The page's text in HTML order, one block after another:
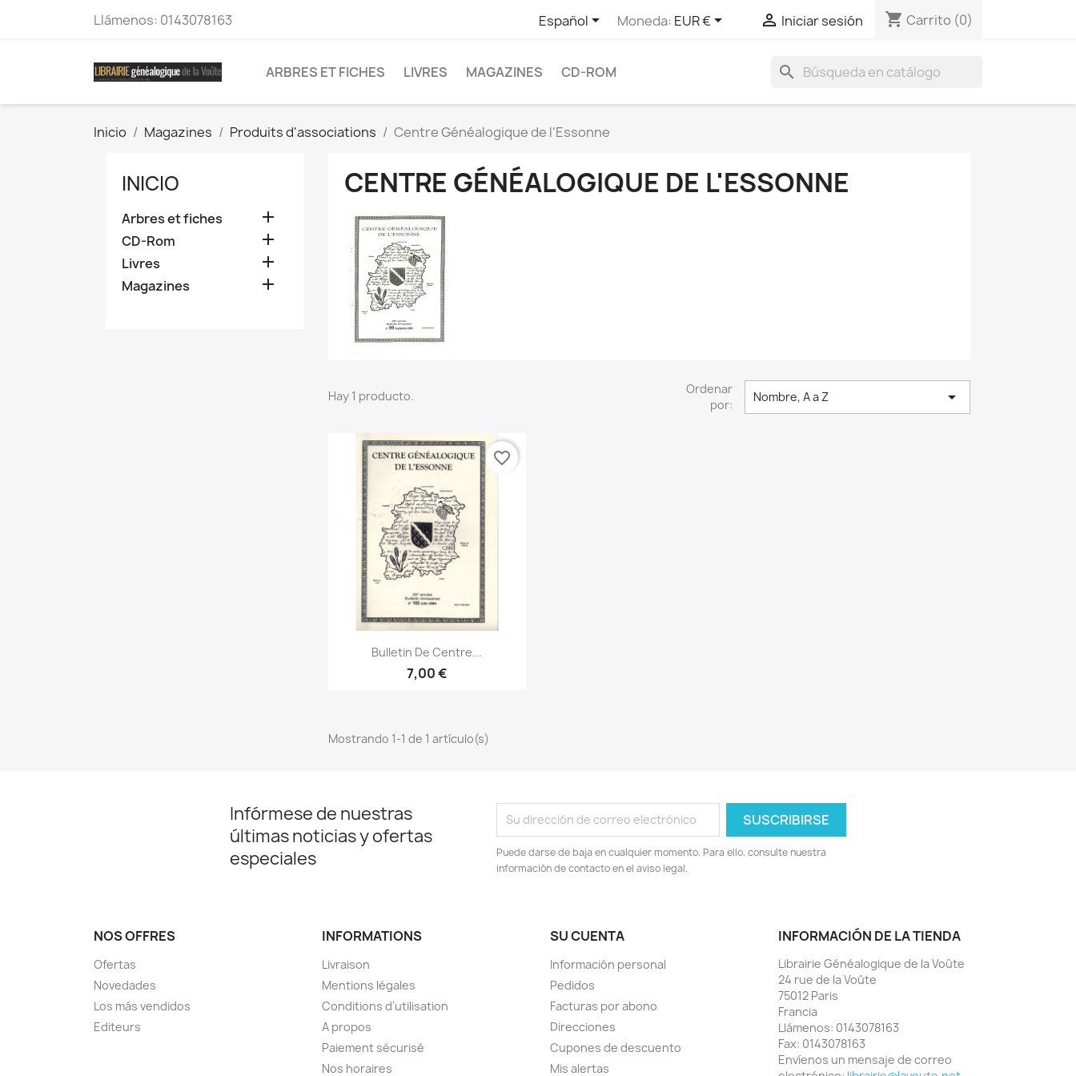
Llámenos: 0143078163 Español Moneda: EUR €  Iniciar sesión shopping_cart Carrito (0)
ARBRES ET FICHES LIVRES MAGAZINES CD-ROM search
Inicio Magazines Produits d'associations Centre Généalogique de l'Essonne
INICIO
Arbres et fiches 
CD-Rom 
Livres 
Magazines 
CENTRE GÉNÉALOGIQUE DE L'ESSONNE
Hay 1 producto.
Ordenar
por:
Nombre, A a Z 
Vista rápida
Bulletin De Centre...
7,00 €
favorite_border
Mostrando 1-1 de 1 artículo(s)
Infórmese de nuestras
últimas noticias y ofertas
especiales
Puede darse de baja en cualquier momento. Para ello, consulte nuestra
información de contacto en el aviso legal.
NOS OFFRES
Ofertas
Novedades
Los más vendidos
Editeurs
INFORMATIONS
Livraison
Mentions légales
Conditions d'utilisation
A propos
Paiement sécurisé
Nos horaires
SU CUENTA
Información personal
Pedidos
Facturas por abono
Direcciones
Cupones de descuento
Mis alertas
INFORMACIÓN DE LA TIENDA
Librairie Généalogique de la Voûte
24 rue de la Voûte
75012 Paris
Francia
Llámenos: 0143078163
Fax: 0143078163
Envíenos un mensaje de correo